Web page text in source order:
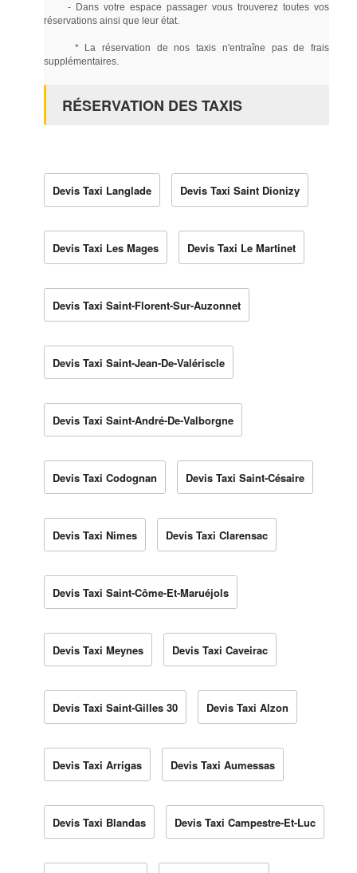
- Dans votre espace passager vous trouverez toutes vos
réservations ainsi que leur état.
* La réservation de nos taxis n'entraîne pas de frais
supplémentaires.
RÉSERVATION DES TAXIS
Devis Taxi Langlade Devis Taxi Saint Dionizy
Devis Taxi Les Mages Devis Taxi Le Martinet
Devis Taxi Saint-Florent-Sur-Auzonnet
Devis Taxi Saint-Jean-De-Valériscle
Devis Taxi Saint-André-De-Valborgne
Devis Taxi Codognan Devis Taxi Saint-Césaire
Devis Taxi Nimes Devis Taxi Clarensac
Devis Taxi Saint-Côme-Et-Maruéjols
Devis Taxi Meynes Devis Taxi Caveirac
Devis Taxi Saint-Gilles 30 Devis Taxi Alzon
Devis Taxi Arrigas Devis Taxi Aumessas
Devis Taxi Blandas Devis Taxi Campestre-Et-Luc